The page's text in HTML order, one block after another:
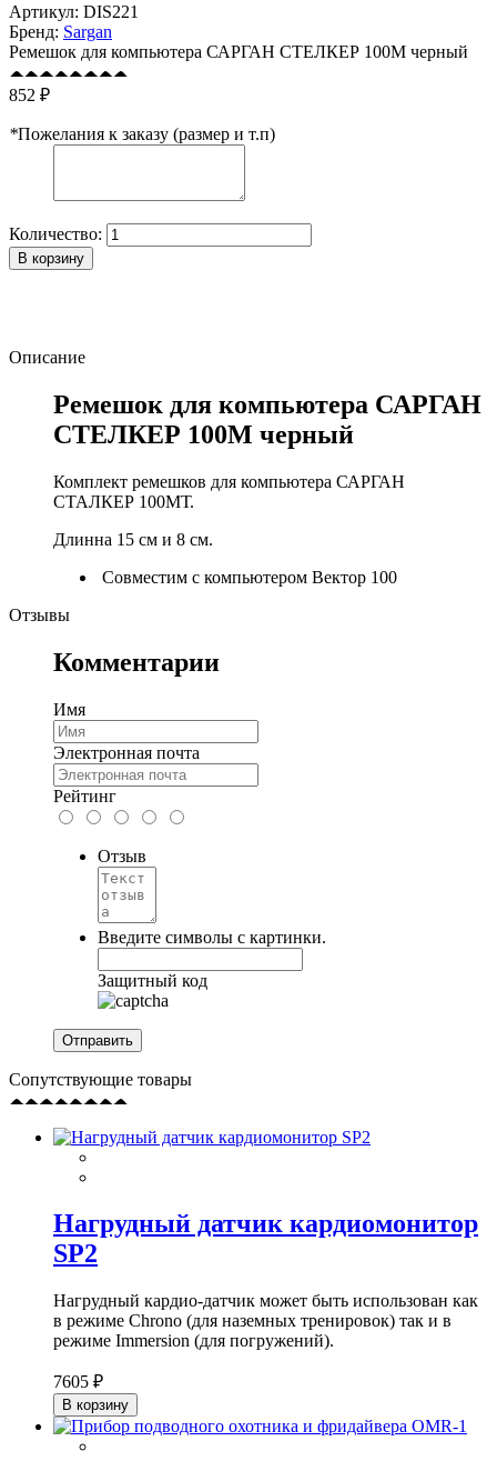
Артикул: DIS221
Бренд: Sargan
Ремешок для компьютера САРГАН СТЕЛКЕР 100М черный
852 ₽
*Пожелания к заказу (размер и т.п)
Количество:
В корзину
Описание
Ремешок для компьютера САРГАН
СТЕЛКЕР 100М черный
Комплект ремешков для компьютера САРГАН
СТАЛКЕР 100МТ.
Длинна 15 см и 8 см.
Совместим с компьютером Вектор 100
Отзывы
Комментарии
Имя
Электронная почта
Рейтинг
Отзыв
Введите символы с картинки.
Защитный код
Сопутствующие товары
Нагрудный датчик кардиомонитор
SP2
Нагрудный кардио-датчик может быть использован как
в режиме Chrono (для наземных тренировок) так и в
режиме Immersion (для погружений).
7605 ₽
В корзину